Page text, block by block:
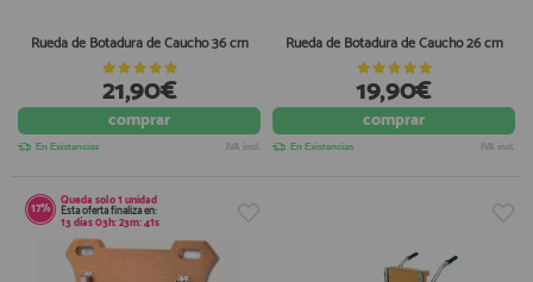
Rueda de Botadura de Caucho 36 cm
21,90€
comprar
En Existencias IVA incl.
Rueda de Botadura de Caucho 26 cm
19,90€
comprar
En Existencias IVA incl.
17% Queda solo1 unidad
Esta oferta finaliza en:
13días03h:23m:41s